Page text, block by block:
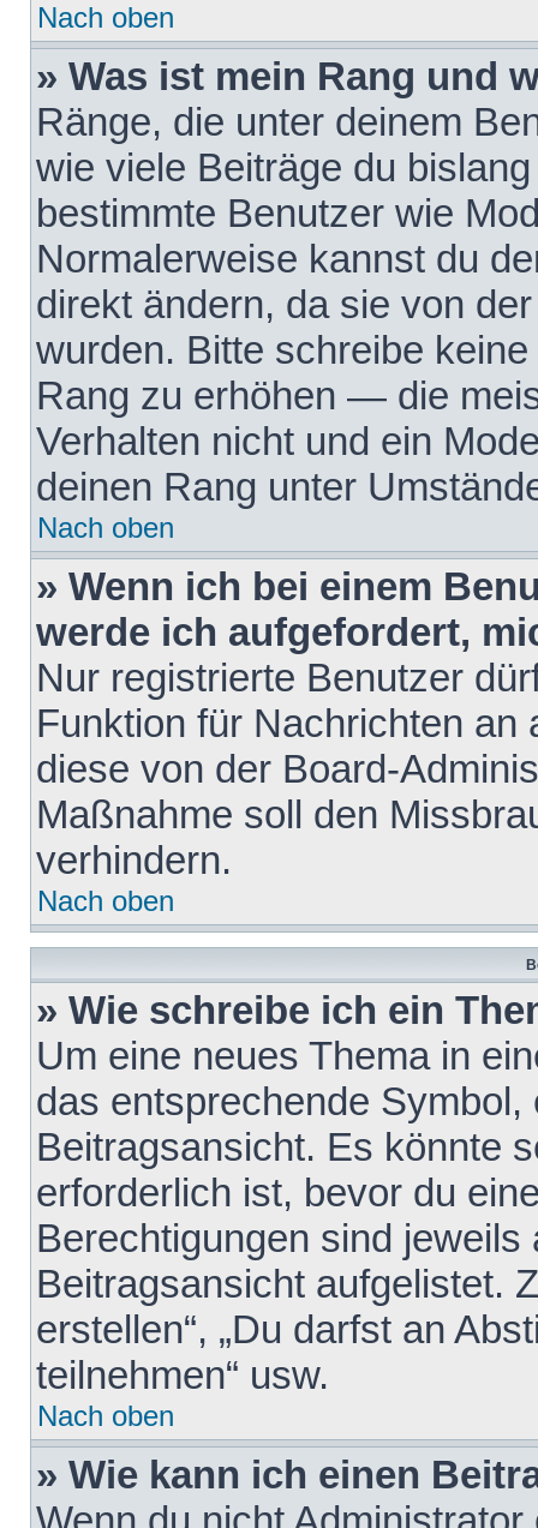
Nach oben
» Was ist mein Rang und
Ränge, die unter deinem
wie viele Beiträge du
bestimmte Benutzer wie
Normalerweise kannst du
direkt ändern, da sie von
wurden. Bitte schreibe
Rang zu erhöhen — die
Verhalten nicht und ein
deinen Rang unter
Nach oben
» Wenn ich bei einem
werde ich aufgefordert,
Nur registrierte Benutzer
Funktion für Nachrichten
diese von der Board-
Maßnahme soll den
verhindern.
Nach oben
» Wie schreibe ich ein
Um eine neues Thema in
das entsprechende
Beitragsansicht. Es könnte
erforderlich ist, bevor du
Berechtigungen sind
Beitragsansicht aufgelistet.
erstellen“, „Du darfst an
teilnehmen“ usw.
Nach oben
» Wie kann ich einen